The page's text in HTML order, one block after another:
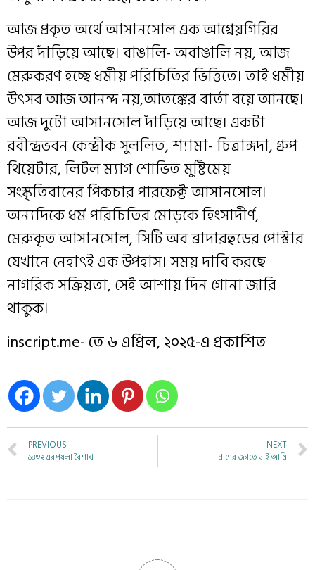
আজ প্রকৃত অর্থে আসানসোল এক আগ্নেয়গিরির
উপর দাঁড়িয়ে আছে। বাঙালি- অবাঙালি নয়, আজ
মেরুকরণ হচ্ছে ধর্মীয় পরিচিতির ভিত্তিতে। তাই ধর্মীয়
উৎসব আজ আনন্দ নয়,আতঙ্কের বার্তা বয়ে আনছে।
আজ দুটো আসানসোল দাঁড়িয়ে আছে। একটা
রবীন্দ্রভবন কেন্দ্রীক সুললিত, শ্যামা- চিত্রাঙ্গদা, গ্রুপ
থিয়েটার, লিটল ম্যাগ শোভিত মুষ্টিমেয়
সংস্কৃতিবানের পিকচার পারফেক্ট আসানসোল।
অন্যদিকে ধর্ম পরিচিতির মোড়কে হিংসাদীর্ণ,
মেরুকৃত আসানসোল, সিটি অব ব্রাদারহুডের পোস্টার
যেখানে নেহাৎই এক উপহাস। সময় দাবি করছে
নাগরিক সক্রিয়তা, সেই আশায় দিন গোনা জারি
থাকুক।
inscript.me- তে ৬ এপ্রিল, ২০২৫-এ প্রকাশিত
PREVIOUS
১৪৩২ এর পয়লা বৈশাখ
NEXT
প্রাণের জগতে ধাই আমি